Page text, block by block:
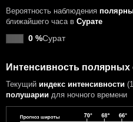
Вероятность наблюдения
ближайшего часа в Сурате
0 %Сурат
Интенсивность полярных
Текущий индекс интенсивности
полушарии для ночного времени